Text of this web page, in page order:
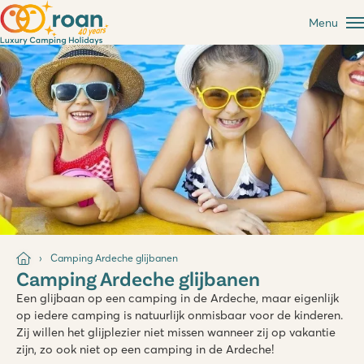
Menu
Camping Ardeche glijbanen
Camping Ardeche glijbanen
Een glijbaan op een camping in de Ardeche, maar eigenlijk
op iedere camping is natuurlijk onmisbaar voor de kinderen.
Zij willen het glijplezier niet missen wanneer zij op vakantie
zijn, zo ook niet op een camping in de Ardeche!